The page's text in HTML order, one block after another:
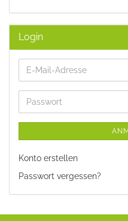
Login
E-
Mail-
Adresse
Passwort
Konto erstellen
Passwort vergessen?